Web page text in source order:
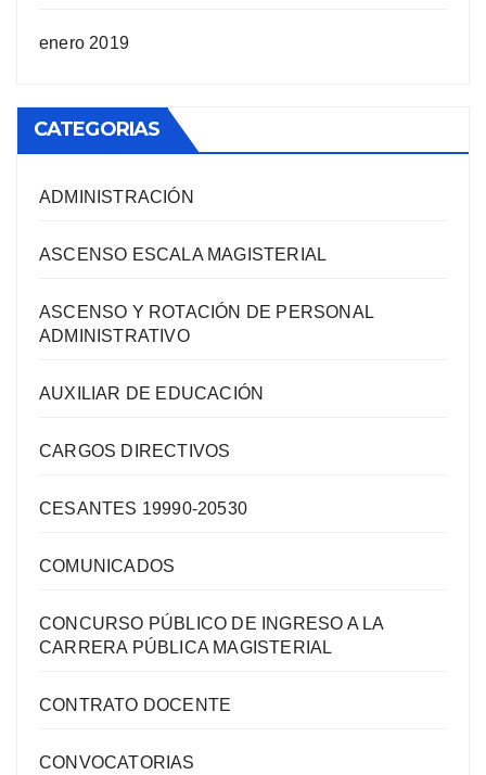
enero 2019
CATEGORIAS
ADMINISTRACIÓN
ASCENSO ESCALA MAGISTERIAL
ASCENSO Y ROTACIÓN DE PERSONAL
ADMINISTRATIVO
AUXILIAR DE EDUCACIÓN
CARGOS DIRECTIVOS
CESANTES 19990-20530
COMUNICADOS
CONCURSO PÚBLICO DE INGRESO A LA
CARRERA PÚBLICA MAGISTERIAL
CONTRATO DOCENTE
CONVOCATORIAS